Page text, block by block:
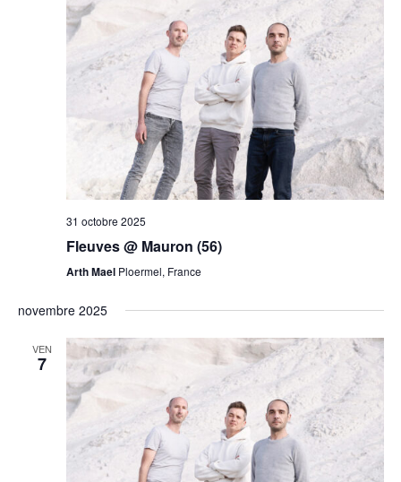
31 octobre 2025
Fleuves @ Mauron (56)
Arth Mael Ploermel, France
novembre 2025
VEN
7